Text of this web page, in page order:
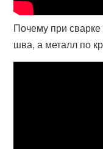
Почему при
шва, а металл по